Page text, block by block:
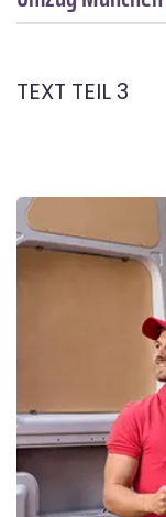
TEXT TEIL 3